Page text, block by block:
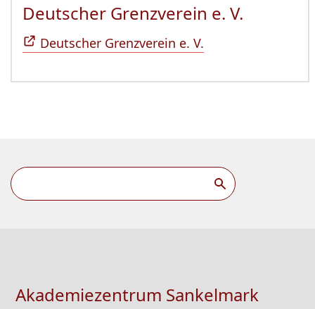
Deutscher Grenzverein e. V.
Deutscher Grenzverein e. V.
Akademiezentrum Sankelmark